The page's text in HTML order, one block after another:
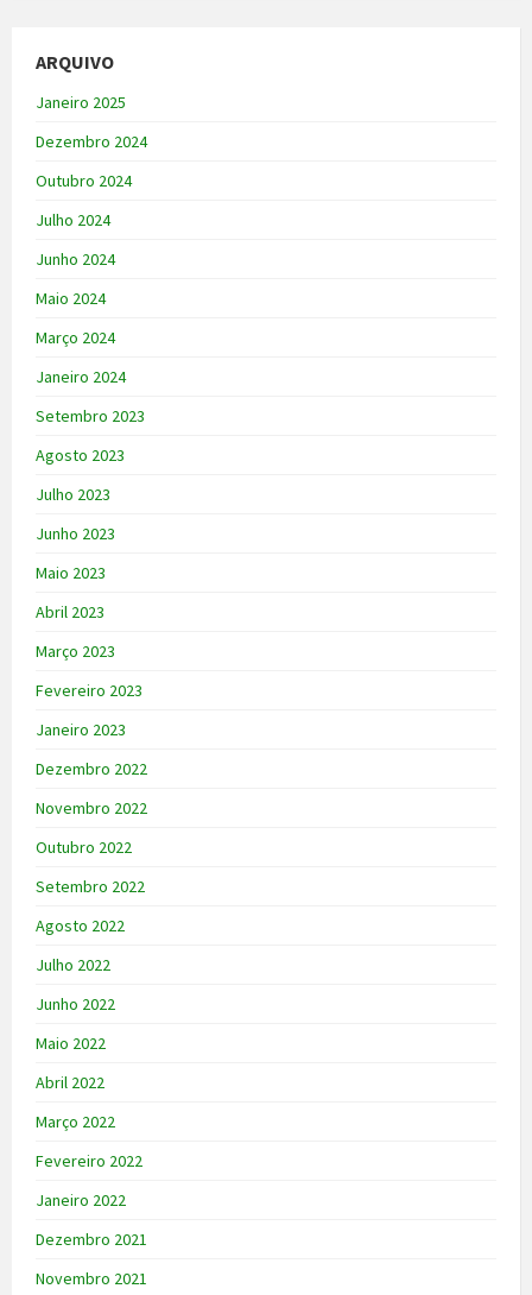
ARQUIVO
Janeiro 2025
Dezembro 2024
Outubro 2024
Julho 2024
Junho 2024
Maio 2024
Março 2024
Janeiro 2024
Setembro 2023
Agosto 2023
Julho 2023
Junho 2023
Maio 2023
Abril 2023
Março 2023
Fevereiro 2023
Janeiro 2023
Dezembro 2022
Novembro 2022
Outubro 2022
Setembro 2022
Agosto 2022
Julho 2022
Junho 2022
Maio 2022
Abril 2022
Março 2022
Fevereiro 2022
Janeiro 2022
Dezembro 2021
Novembro 2021